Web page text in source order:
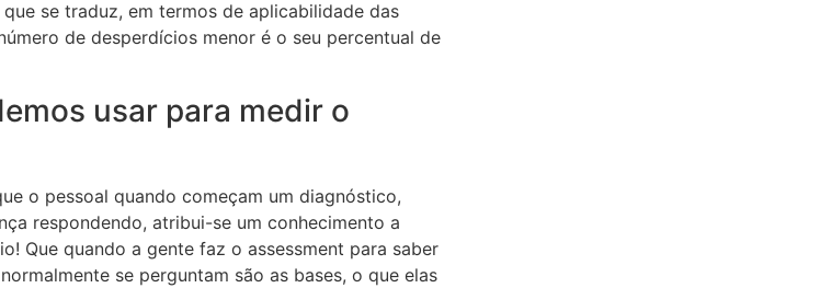
se traduz, em termos de aplicabilidade das
de desperdícios menor é o seu percentual de
usar para medir o
o pessoal quando começam um diagnóstico,
respondendo, atribui-se um conhecimento a
Que quando a gente faz o assessment para saber
se perguntam são as bases, o que elas